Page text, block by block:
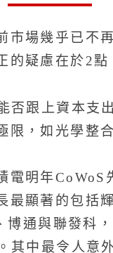
市場幾乎已不
的疑慮在於2點
否跟上資本支
限，如光學整
電明年CoWoS
最顯著的包括
博通與聯發科
其中最令人意